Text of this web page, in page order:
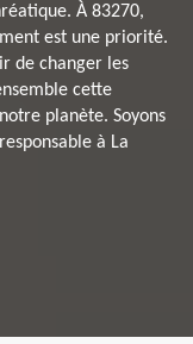
À 83270,
est une priorité.
de changer les
cette
planète. Soyons
à La